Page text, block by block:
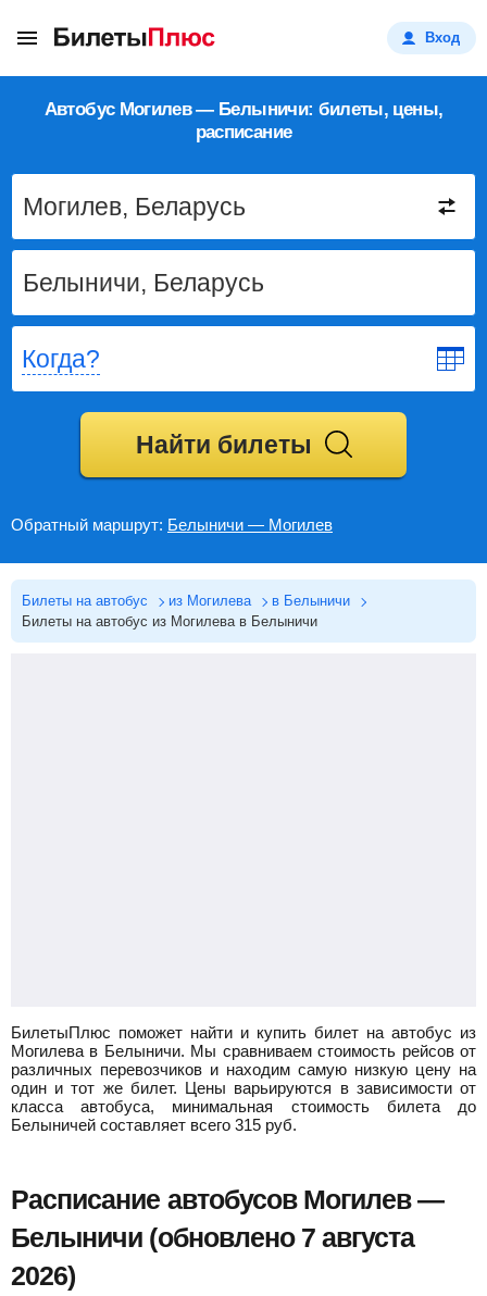
Вход
Автобус Могилев — Белыничи: билеты, цены,
расписание
Когда?
Найти билеты
Обратный маршрут: Белыничи — Могилев
Билеты на автобус из Могилева
в Белыничи
Билеты на автобус из Могилева в Белыничи
БилетыПлюс поможет найти и купить билет на автобус из
Могилева в Белыничи. Мы сравниваем стоимость рейсов от
различных перевозчиков и находим самую низкую цену на
один и тот же билет. Цены варьируются в зависимости от
класса автобуса, минимальная стоимость билета до
Белыничей составляет всего 315 руб.
Расписание автобусов Могилев —
Белыничи (обновлено 7 августа
2026)